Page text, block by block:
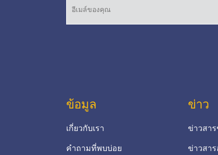
ข้อมูล
เกี่ยวกับเรา
คำถามที่พบบ่อย
ข่าว
ข่าวสาร
ข่าวสา